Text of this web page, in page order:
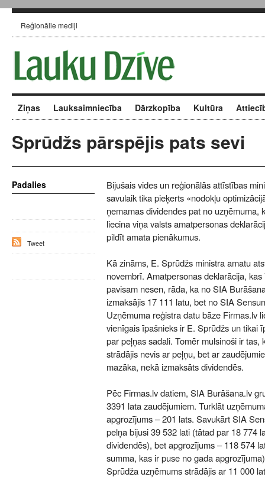
Reģionālie mediji
Ziņas Lauksaimniecība Dārzkopība Kultūra
Sprūdžs pārspējis pats sevi
Bijušais vides un reģionālās attīstības
savulaik tika pieķerts «nodokļu
ņemamas dividendes pat no uzņēmuma,
liecina viņa valsts amatpersonas
pildīt amata pienākumus.
Kā zināms, E. Sprūdžs ministra amatu
novembrī. Amatpersonas deklarācija,
pavisam nesen, rāda, ka no SIA
izmaksājis 17 111 latu, bet no SIA
Uzņēmuma reģistra datu bāze Firmas.lv
vienīgais īpašnieks ir E. Sprūdžs un tikai
par peļņas sadali. Tomēr mulsinoši ir tas,
strādājis nevis ar peļņu, bet ar
mazāka, nekā izmaksāts dividendēs.
Pēc Firmas.lv datiem, SIA Burāšana.lv
3391 lata zaudējumiem. Turklāt
apgrozījums – 201 lats. Savukārt SIA
pelņa bijusi 39 532 lati (tātad par 18 774
dividendēs), bet apgrozījums – 118 574
summa, kas ir puse no gada
Sprūdža uzņēmums strādājis ar 11 000
Padalies
Tweet